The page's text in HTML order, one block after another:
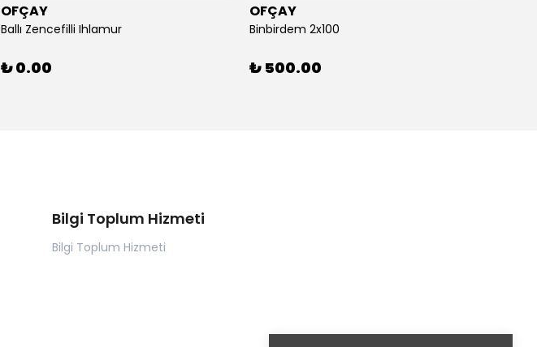
OFÇAY
Ballı Zencefilli Ihlamur
₺ 0.00
OFÇAY
Binbirdem 2x100
₺ 500.00
Bilgi Toplum Hizmeti
Bilgi Toplum Hizmeti